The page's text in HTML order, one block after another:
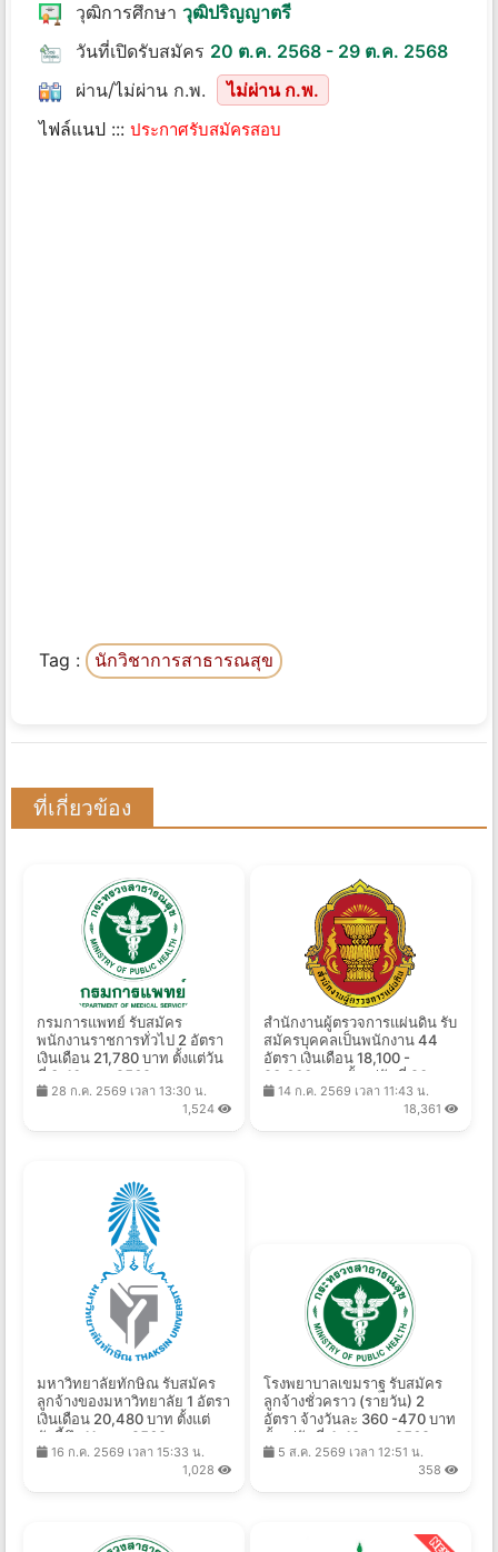
วุฒิการศึกษา วุฒิปริญญาตรี
วันที่เปิดรับสมัคร 20 ต.ค. 2568 - 29 ต.ค. 2568
ผ่าน/ไม่ผ่าน ก.พ.
ไม่ผ่าน ก.พ.
ไฟล์แนป ::: ประกาศรับสมัครสอบ
Tag : นักวิชาการสาธารณสุข
ที่เกี่ยวข้อง
กรมการแพทย์ รับสมัคร
พนักงานราชการทั่วไป 2 อัตรา
เงินเดือน 21,780 บาท ตั้งแต่วัน
ที่ 3-10 ส.ค. 2569
28 ก.ค. 2569 เวลา 13:30 น.
1,524
สำนักงานผู้ตรวจการแผ่นดิน รับ
สมัครบุคคลเป็นพนักงาน 44
อัตรา เงินเดือน 18,100 -
23,600 บาท ตั้งแต่วันที่ 20
ก.ค. - 13 ส.ค. 2569
14 ก.ค. 2569 เวลา 11:43 น.
18,361
มหาวิทยาลัยทักษิณ รับสมัคร
ลูกจ้างของมหาวิทยาลัย 1 อัตรา
เงินเดือน 20,480 บาท ตั้งแต่
บัดนี้ถึง 11 ส.ค. 2569
16 ก.ค. 2569 เวลา 15:33 น.
1,028
โรงพยาบาลเขมราฐ รับสมัคร
ลูกจ้างชั่วคราว (รายวัน) 2
อัตรา จ้างวันละ 360 -470 บาท
ตั้งแต่วันที่ 4-18 ส.ค. 2569
5 ส.ค. 2569 เวลา 12:51 น.
358